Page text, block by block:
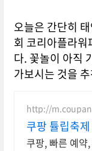
오늘은 간단히
회 코리아플라
다. 꽃놀이 아직
가보시는 것을
http://
쿠팡 튤립축
쿠팡, 빠른 예